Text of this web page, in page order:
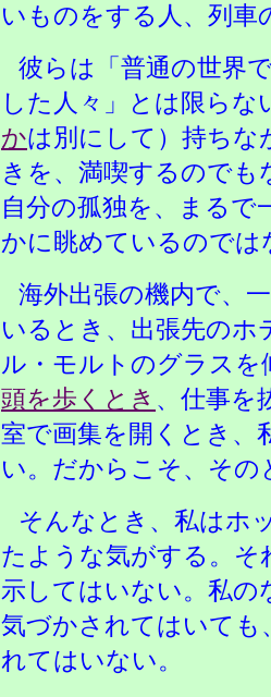
いものをする人、列車
彼らは「普通の世界
した人々」とは限らな
かは別にして）持ち
きを、満喫するので
自分の孤独を、まるで
かに眺めているのでは
海外出張の機内で、
いるとき、出張先のホ
ル・モルトのグラスを
頭を歩くとき 、仕事を
室で画集を開くとき、
い。だからこそ、その
そんなとき、私はホ
たような気がする。そ
示してはいない。私の
気づかされてはいても
れてはいない。